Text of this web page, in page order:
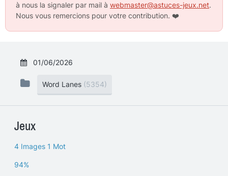
à nous la signaler par mail à webmaster@astuces-jeux.net.
Nous vous remercions pour votre contribution. ❤️
01/06/2026
Word Lanes (5354)
Jeux
4 Images 1 Mot
94%